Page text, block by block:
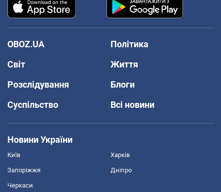
OBOZ.UA
Політика
Світ
Життя
Розслідування
Блоги
Суспільство
Всі новини
Новини України
Київ Харків
Запоріжжя Дніпро
Черкаси